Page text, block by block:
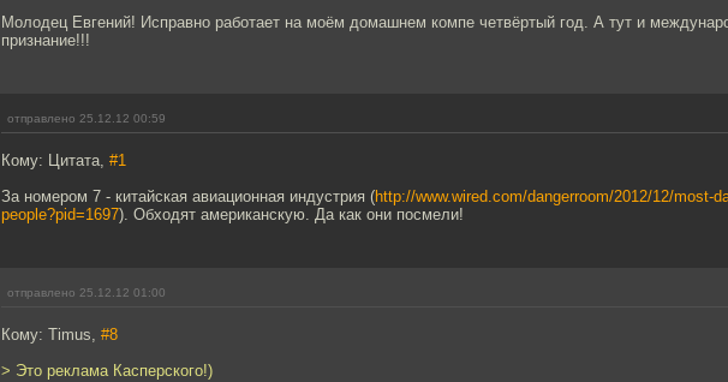
Молодец Евгений! Исправно работает на моём домашнем компе четвёртый год. А тут и
признание!!!
отправлено 25.12.12 00:59
Кому: Цитата, #1
За номером 7 - китайская авиационная индустрия (http://www.wired.com/dangerroom/2012/12/most-
people?pid=1697). Обходят американскую. Да как они посмели!
отправлено 25.12.12 01:00
Кому: Timus, #8
> Это реклама Касперского!)